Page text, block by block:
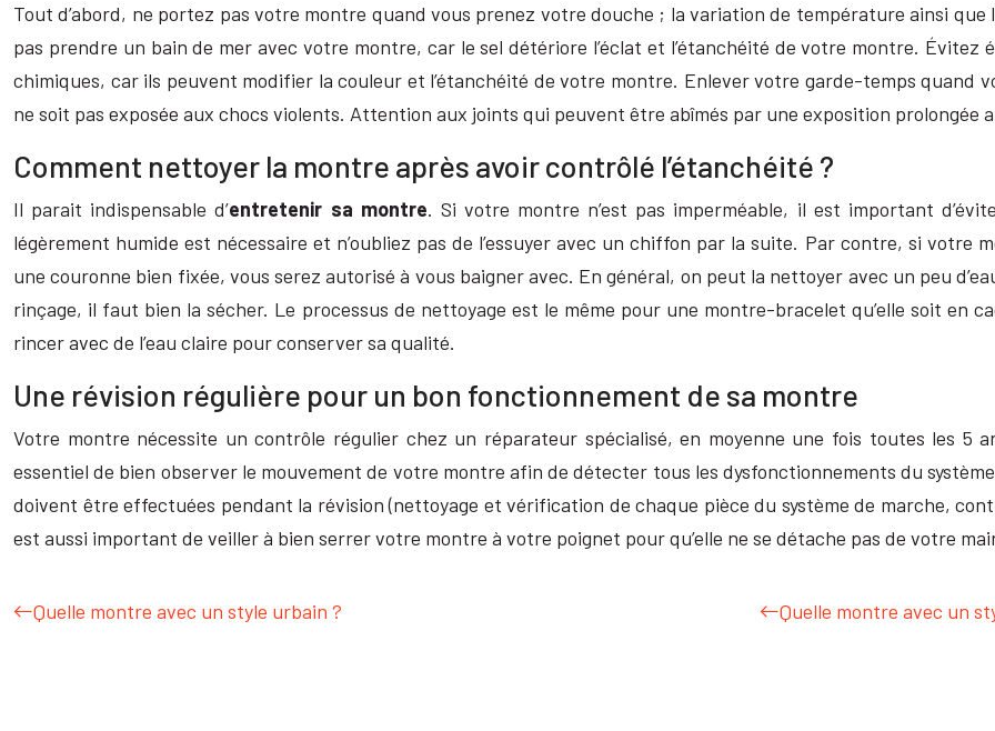
Tout d’abord, ne portez pas votre montre quand vous prenez votre douche ; la variation de température ainsi que
pas prendre un bain de mer avec votre montre, car le sel détériore l’éclat et l’étanchéité de votre montre.
chimiques, car ils peuvent modifier la couleur et l’étanchéité de votre montre. Enlever votre garde-temps quand
ne soit pas exposée aux chocs violents. Attention aux joints qui peuvent être abîmés par une exposition prolongée
Comment nettoyer la montre après avoir contrôlé l’étanchéité ?
Il parait indispensable d’entretenir sa montre. Si votre montre n’est pas imperméable, il est important
légèrement humide est nécessaire et n’oubliez pas de l’essuyer avec un chiffon par la suite. Par contre, si votre
une couronne bien fixée, vous serez autorisé à vous baigner avec. En général, on peut la nettoyer avec un peu
rinçage, il faut bien la sécher. Le processus de nettoyage est le même pour une montre-bracelet qu’elle soit en
rincer avec de l’eau claire pour conserver sa qualité.
Une révision régulière pour un bon fonctionnement de sa montre
Votre montre nécessite un contrôle régulier chez un réparateur spécialisé, en moyenne une fois toutes les 5
essentiel de bien observer le mouvement de votre montre afin de détecter tous les dysfonctionnements du
doivent être effectuées pendant la révision (nettoyage et vérification de chaque pièce du système de marche,
est aussi important de veiller à bien serrer votre montre à votre poignet pour qu’elle ne se détache pas de votre
Quelle montre avec un style urbain ? Quelle montre avec un